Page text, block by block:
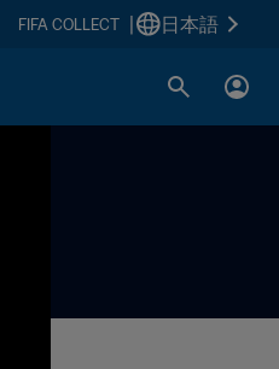
FIFA COLLECT 日本語